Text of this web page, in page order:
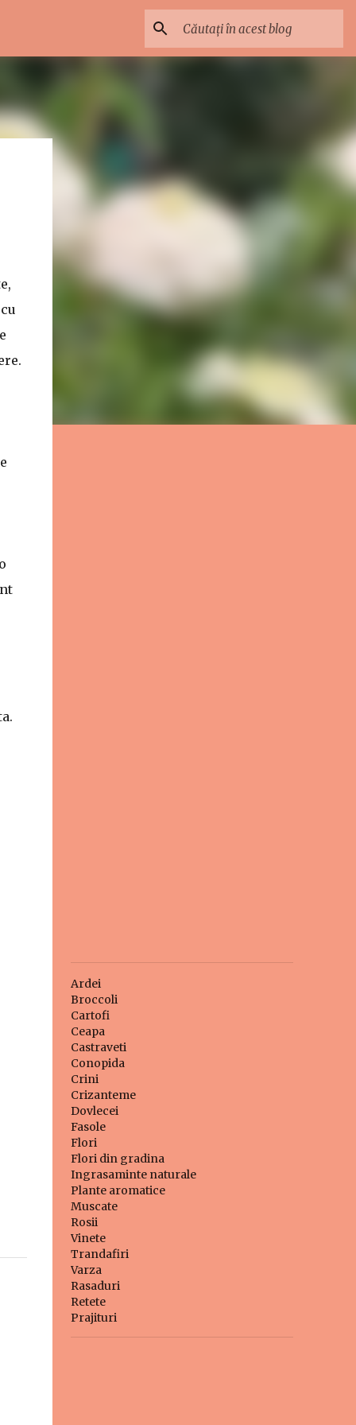
Ardei
Broccoli
Cartofi
Ceapa
Castraveti
Conopida
Crini
Crizanteme
Dovlecei
Fasole
Flori
Flori din gradina
Ingrasaminte naturale
Plante aromatice
Muscate
Rosii
Vinete
Trandafiri
Varza
Rasaduri
Retete
Prajituri